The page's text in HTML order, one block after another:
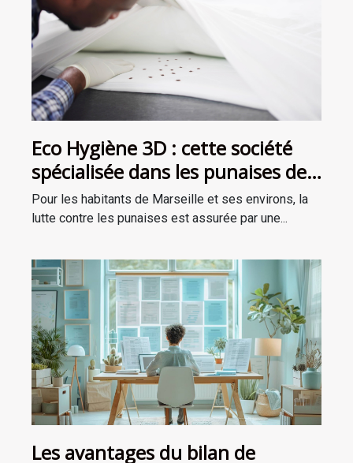
Eco Hygiène 3D : cette société
spécialisée dans les punaises de
lit intervient à Marseille et ses
environs !
Pour les habitants de Marseille et ses environs, la
lutte contre les punaises est assurée par une...
Les avantages du bilan de